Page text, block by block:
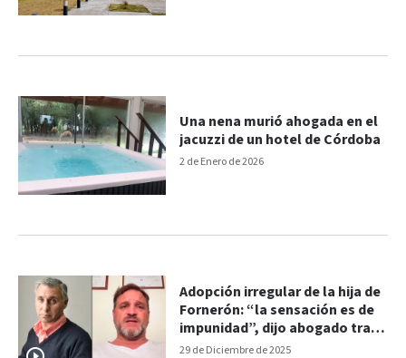
2 de Enero de 2026
Una nena murió ahogada en el
jacuzzi de un hotel de Córdoba
29 de Diciembre de 2025
Adopción irregular de la hija de
Fornerón: “la sensación es de
impunidad”, dijo abogado tras
la absolución de los acusados